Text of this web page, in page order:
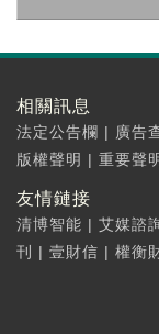
相關訊息
法定公告欄 | 廣告
版權聲明 | 重要聲
友情鏈接
清博智能 | 艾媒諮
刊
| 壹財信 | 權衡